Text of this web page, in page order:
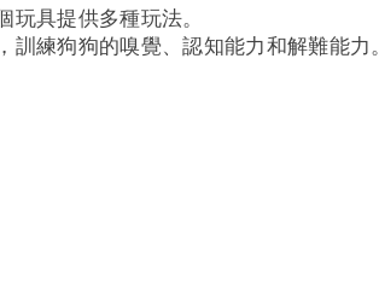
具提供多種玩法。
練狗狗的嗅覺、認知能力和解難能力。